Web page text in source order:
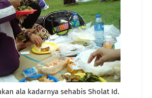
ala kadarnya sehabis Sholat Id.